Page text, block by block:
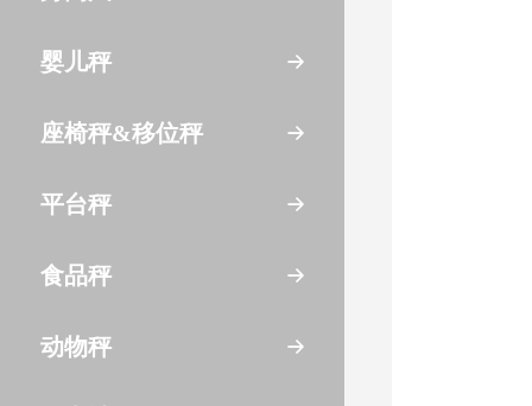
婴儿秤
座椅秤&移位秤
平台秤
食品秤
动物秤